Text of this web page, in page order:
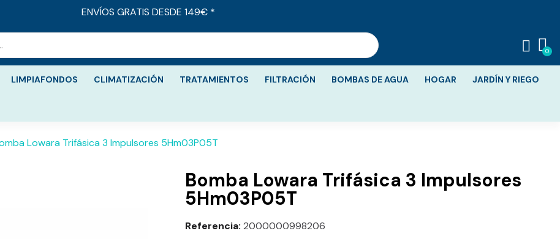
ENVÍOS GRATIS DESDE 149€ *
LIMPIAFONDOS CLIMATIZACIÓN TRATAMIENTOS FILTRACIÓN BOMBAS DE AGUA HOGAR JARDÍN Y RIEGO
Lowara Trifásica 3 Impulsores 5Hm03P05T
Bomba Lowara Trifásica 3 Impulsores
5Hm03P05T
Referencia 2000000998206